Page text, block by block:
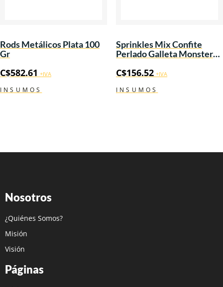
Rods Metálicos Plata 100
Gr
C$582.61 +IVA
INSUMOS
Sprinkles Mix Confite
Perlado Galleta Monster
C$156.52 +IVA
INSUMOS
Nosotros
¿Quiénes Somos?
Misión
Visión
Páginas